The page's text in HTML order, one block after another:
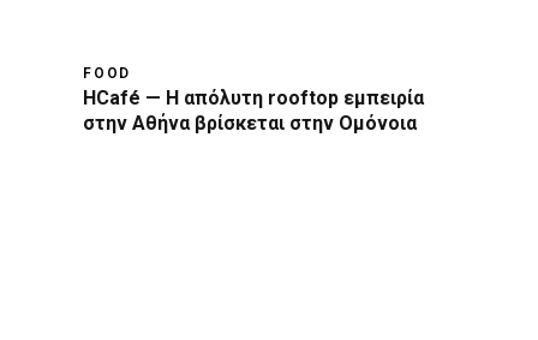
FOOD
HCafé — Η απόλυτη rooftop εμπειρία
στην Αθήνα βρίσκεται στην Ομόνοια